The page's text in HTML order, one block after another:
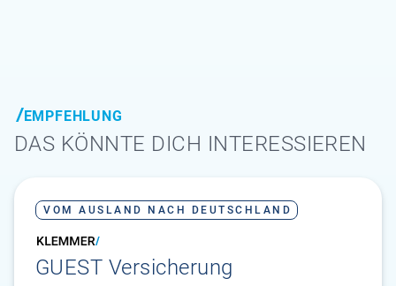
EMPFEHLUNG
DAS KÖNNTE DICH INTERESSIEREN
VOM AUSLAND NACH DEUTSCHLAND
GUEST Versicherung